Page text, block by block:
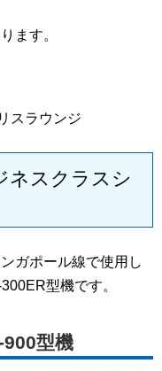
ます。
スラウンジ
ネスクラスシ
ガポール線で使用し
型機です。
型機